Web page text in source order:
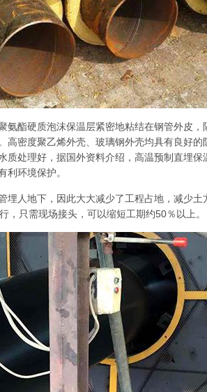
氨酯硬质泡沫保温层紧密地粘结在钢管外皮，
密度聚乙烯外壳、玻璃钢外壳均具有良好的
处理好，据国外资料介绍，高温预制直埋
有利环境保护。
埋人地下，因此大大减少了工程占地，减少
，只需现场接头，可以缩短工期约50％以上